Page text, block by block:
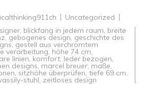
Uncategorized
, blickfang in jedem raum, breite
,gebogenes design, geschichte des
, gestell aus verchromtem
verarbeitung, höhe 74 cm,
linien, komfort, leder bezogen,
designs, marcel breuer, maße,
, sitzhöhe überprüfen, tiefe 69 cm,
stuhl, zeitloses design